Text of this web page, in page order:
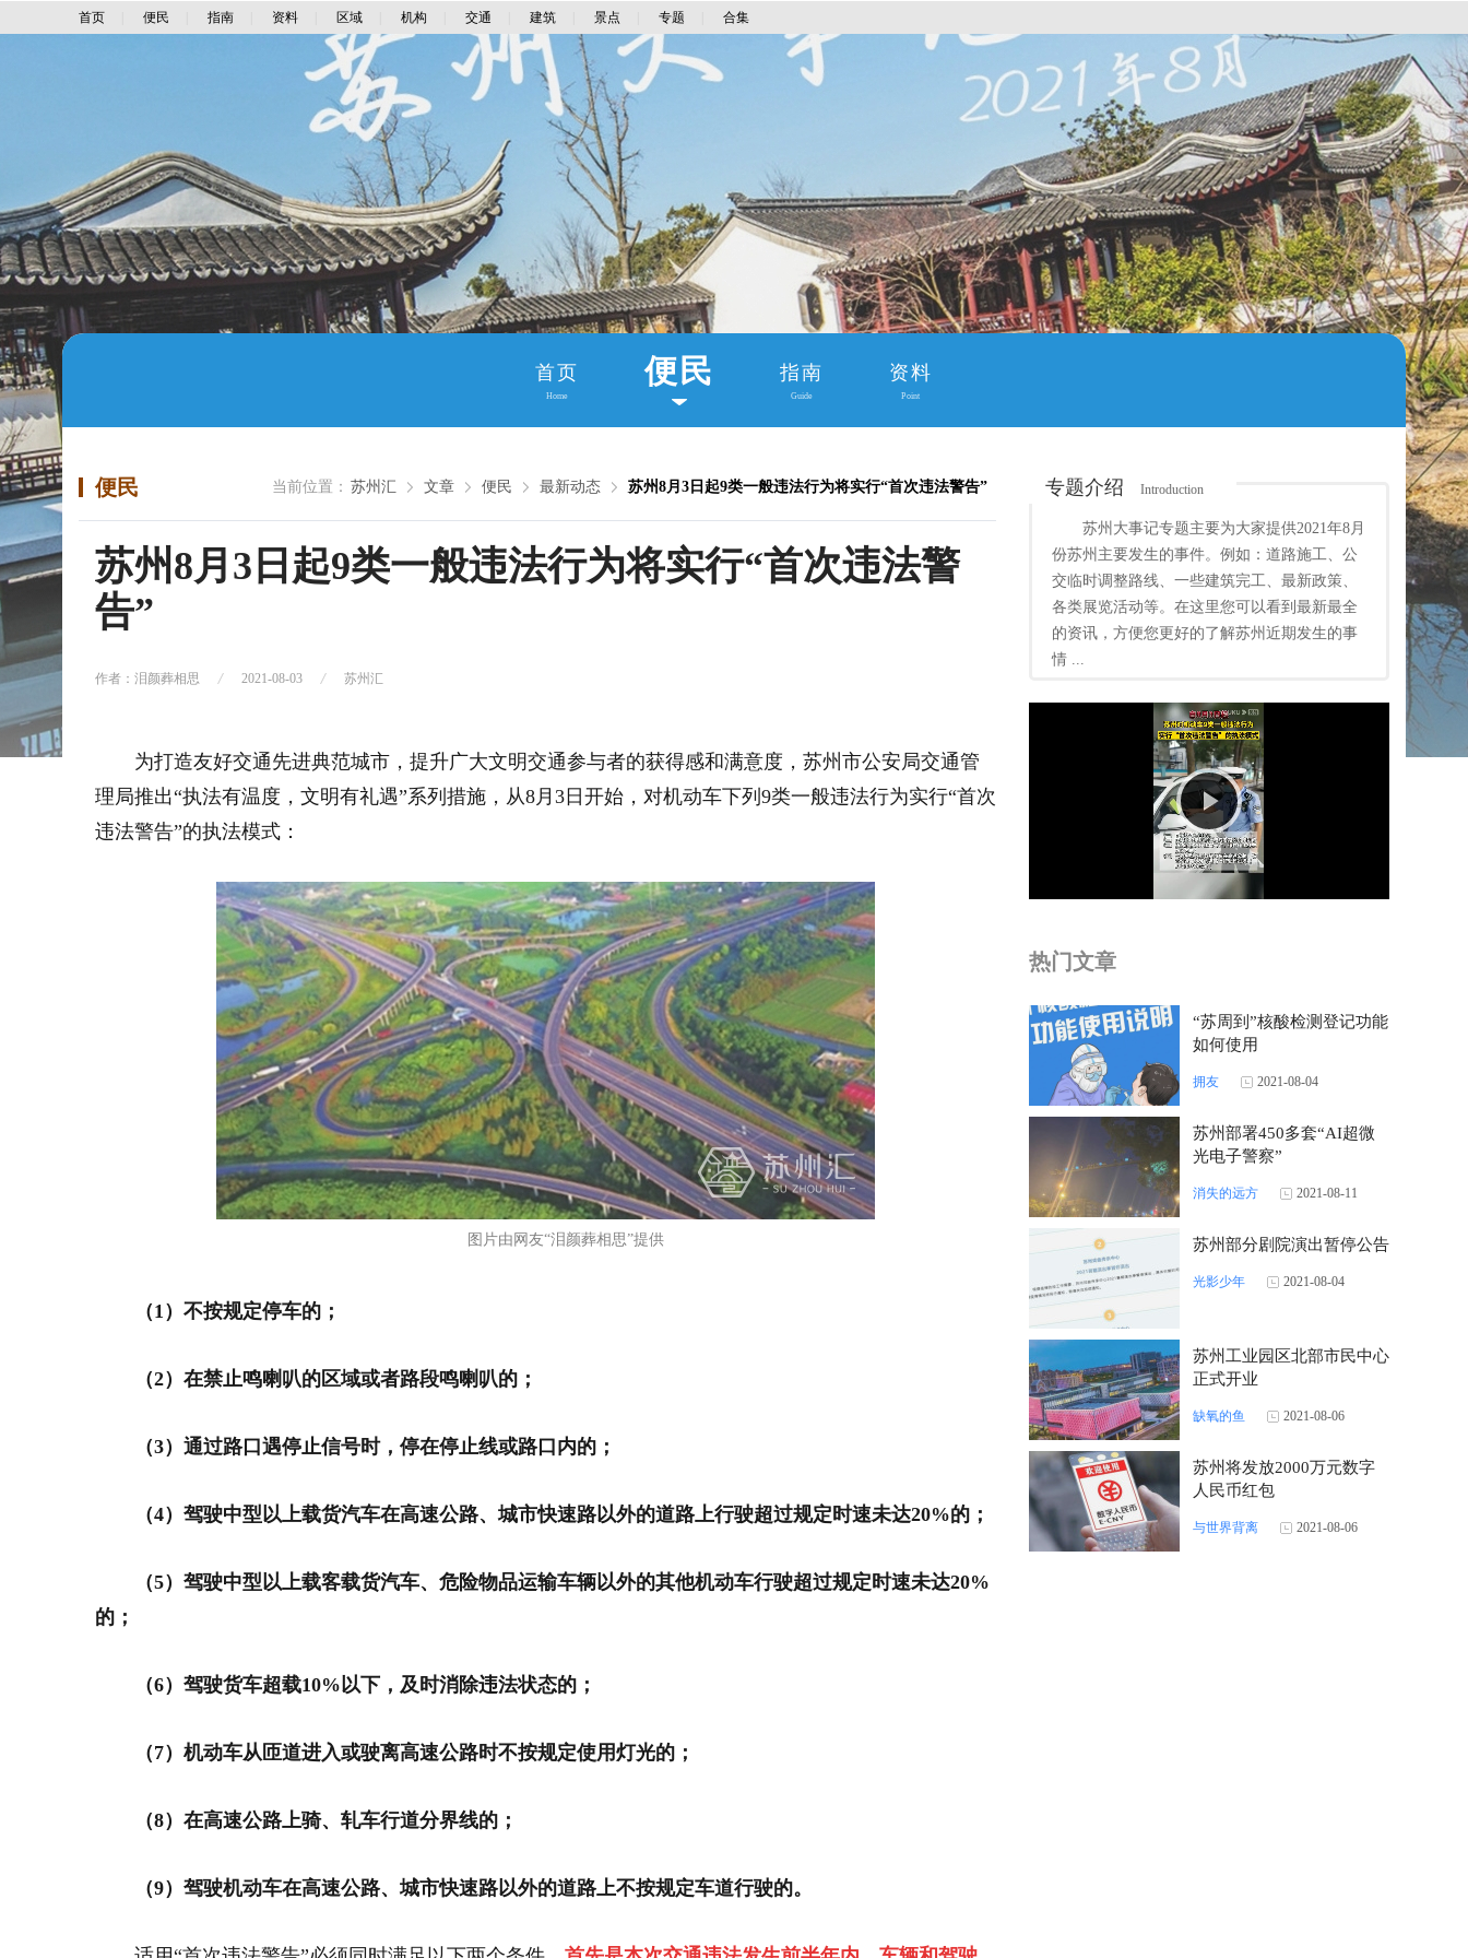
首页 便民 指南 资料 区域 机构 交通 建筑 景点 专题 合集
首页
Home
便民 指南
Guide
资料
Point
便民 当前位置： 苏州汇 文章 便民 最新动态 苏州8月3日起9类一般违法行为将实行“首次违法警告”
苏州8月3日起9类一般违法行为将实行“首次违法警
告”
作者：泪颜葬相思 2021-08-03 苏州汇
为打造友好交通先进典范城市，提升广大文明交通参与者的获得感和满意度，苏州市公安局交通管
理局推出“执法有温度，文明有礼遇”系列措施，从8月3日开始，对机动车下列9类一般违法行为实行“首次
违法警告”的执法模式：
图片由网友“泪颜葬相思”提供
（1）不按规定停车的；
（2）在禁止鸣喇叭的区域或者路段鸣喇叭的；
（3）通过路口遇停止信号时，停在停止线或路口内的；
（4）驾驶中型以上载货汽车在高速公路、城市快速路以外的道路上行驶超过规定时速未达20%的；
（5）驾驶中型以上载客载货汽车、危险物品运输车辆以外的其他机动车行驶超过规定时速未达20%
的；
（6）驾驶货车超载10%以下，及时消除违法状态的；
（7）机动车从匝道进入或驶离高速公路时不按规定使用灯光的；
（8）在高速公路上骑、轧车行道分界线的；
（9）驾驶机动车在高速公路、城市快速路以外的道路上不按规定车道行驶的。
专题介绍 Introduction
苏州大事记专题主要为大家提供2021年8月
份苏州主要发生的事件。例如：道路施工、公
交临时调整路线、一些建筑完工、最新政策、
各类展览活动等。在这里您可以看到最新最全
的资讯，方便您更好的了解苏州近期发生的事
情 ...
Play
Video
热门文章
“苏周到”核酸检测登记功能
如何使用
拥友 2021-08-04
苏州部署450多套“AI超微
光电子警察”
消失的远方 2021-08-11
苏州部分剧院演出暂停公告
光影少年 2021-08-04
苏州工业园区北部市民中心
正式开业
缺氧的鱼 2021-08-06
苏州将发放2000万元数字
人民币红包
与世界背离 2021-08-06